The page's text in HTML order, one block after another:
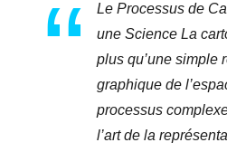
Le Processus de
une Science La
plus qu’une simple
graphique de
processus
l’art de la